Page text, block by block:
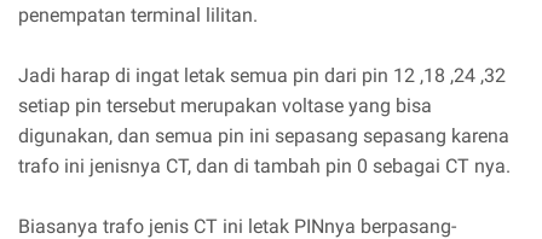
penempatan terminal lilitan.
Jadi harap di ingat letak semua pin dari pin 12 ,18 ,24 ,32
setiap pin tersebut merupakan voltase yang bisa
digunakan, dan semua pin ini sepasang sepasang karena
trafo ini jenisnya CT, dan di tambah pin 0 sebagai CT nya.
Biasanya trafo jenis CT ini letak PINnya berpasang-